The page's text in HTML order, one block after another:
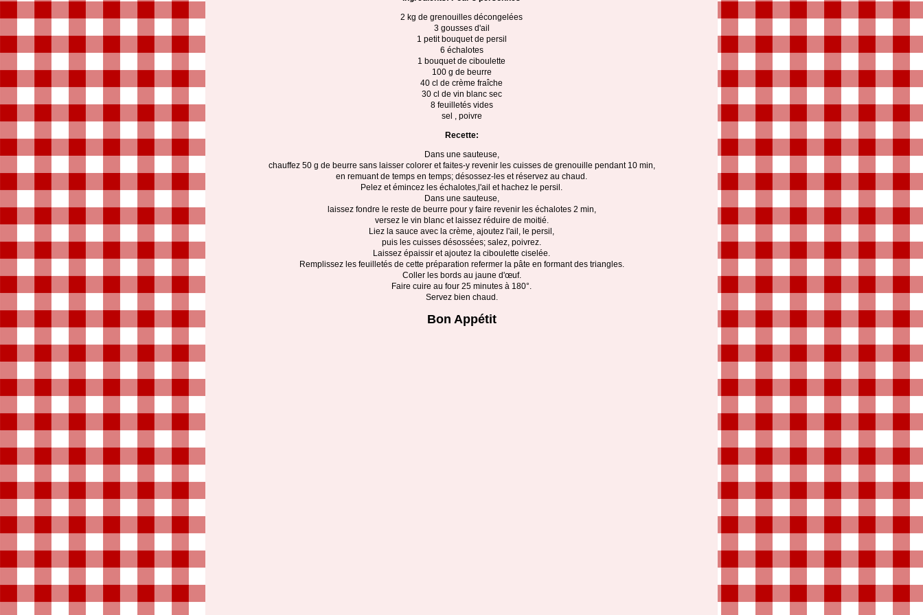
2 kg de grenouilles décongelées
3 gousses d'ail
1 petit bouquet de persil
6 échalotes
1 bouquet de ciboulette
100 g de beurre
40 cl de crème fraîche
30 cl de vin blanc sec
8 feuilletés vides
sel , poivre
Recette:
Dans une sauteuse,
chauffez 50 g de beurre sans laisser colorer et faites-y revenir les cuisses de grenouille pendant 10 min,
en remuant de temps en temps; désossez-les et réservez au chaud.
Pelez et émincez les échalotes,l'ail et hachez le persil.
Dans une sauteuse,
laissez fondre le reste de beurre pour y faire revenir les échalotes 2 min,
versez le vin blanc et laissez réduire de moitié.
Liez la sauce avec la crème, ajoutez l'ail, le persil,
puis les cuisses désossées; salez, poivrez.
Laissez épaissir et ajoutez la ciboulette ciselée.
Remplissez les feuilletés de cette préparation refermer la pâte en formant des triangles.
Coller les bords au jaune d'œuf.
Faire cuire au four 25 minutes à 180°.
Servez bien chaud.
Bon Appétit